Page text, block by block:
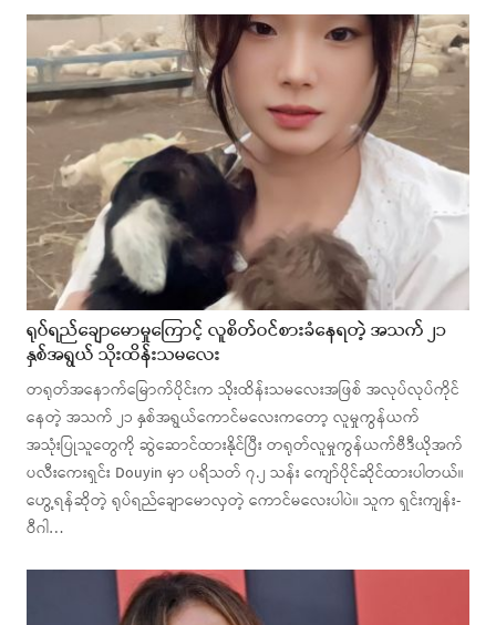
ရုပ်ရည်ချောမောမှုကြောင့် လူစိတ်ဝင်စားခံ​နေရတဲ့ အသက် ၂၁
နှစ်အရွယ် သိုးထိန်းသမလေး
တရုတ်အနောက်မြောက်ပိုင်းက သိုးထိန်းသမလေးအဖြစ် အလုပ်လုပ်ကိုင်
နေတဲ့ အသက် ၂၁ နှစ်အရွယ်ကောင်မလေးကတော့ လူမှုကွန်ယက်
အသုံးပြုသူတွေကို ဆွဲဆောင်ထားနိုင်ပြီး တရုတ်လူမှုကွန်ယက်ဗီဒီယိုအက်
ပလီးကေးရှင်း Douyin မှာ ပရိသတ် ၇.၂ သန်း ကျော်ပိုင်ဆိုင်ထားပါတယ်။
ဟွေ့ရန်ဆိုတဲ့ ရုပ်ရည်ချောမောလှတဲ့ ကောင်မလေးပါပဲ။ သူက ရှင်းကျန်း-
ဝီဂါ…